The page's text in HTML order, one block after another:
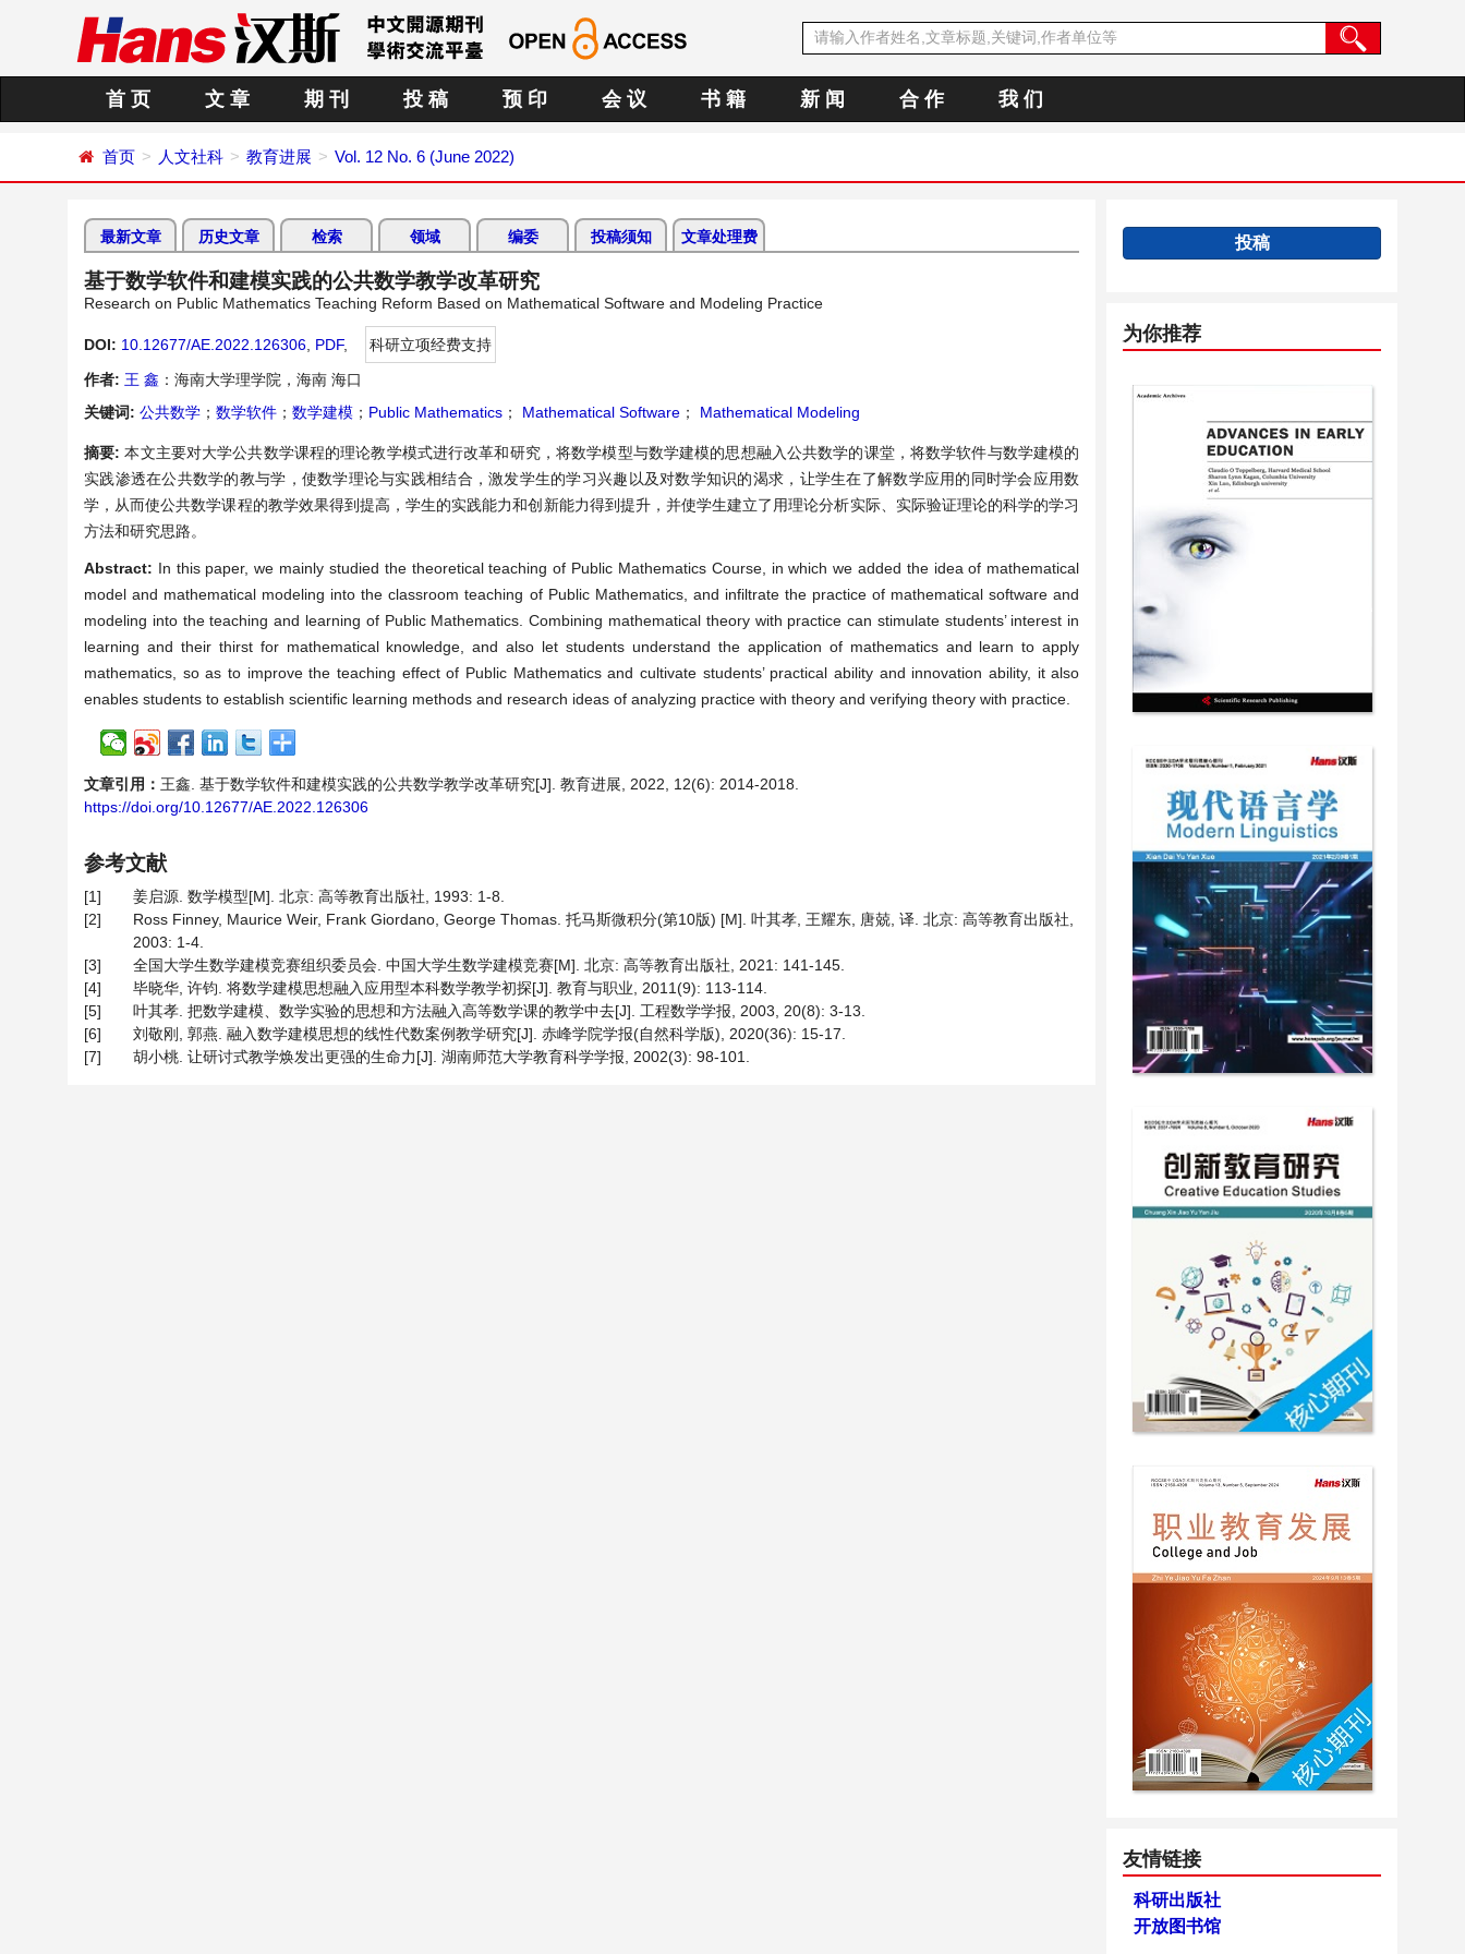
首 页 文 章 期 刊 投 稿 预 印 会 议 书 籍 新 闻 合 作 我 们
首页 人文社科 教育进展 Vol. 12 No. 6 (June 2022)
最新文章 历史文章 检索 领域 编委 投稿须知 文章处理费
基于数学软件和建模实践的公共数学教学改革研究
Research on Public Mathematics Teaching Reform Based on Mathematical Software and Modeling Practice
DOI: 10.12677/AE.2022.126306 PDF,
科研立项经费支持
作者: 王 鑫 ：海南大学理学院，海南 海口
关键词: 公共数学 ； 数学软件 ； 数学建模 ； Public Mathematics ； Mathematical Software ； Mathematical Modeling
摘要:本文主要对大学公共数学课程的理论教学模式进行改革和研究，将数学模型与数学建模的思想融入公共数学的课堂，将数学软件与数学建模的
实践渗透在公共数学的教与学，使数学理论与实践相结合，激发学生的学习兴趣以及对数学知识的渴求，让学生在了解数学应用的同时学会应用数
学，从而使公共数学课程的教学效果得到提高，学生的实践能力和创新能力得到提升，并使学生建立了用理论分析实际、实际验证理论的科学的学习
方法和研究思路。
Abstract: In this paper, we mainly studied the theoretical teaching of Public Mathematics Course, in which we added the idea of mathematical
model and mathematical modeling into the classroom teaching of Public Mathematics, and infiltrate the practice of mathematical software and
modeling into the teaching and learning of Public Mathematics. Combining mathematical theory with practice can stimulate students’ interest in
learning and their thirst for mathematical knowledge, and also let students understand the application of mathematics and learn to apply
mathematics, so as to improve the teaching effect of Public Mathematics and cultivate students’ practical ability and innovation ability, it also
enables students to establish scientific learning methods and research ideas of analyzing practice with theory and verifying theory with practice.
文章引用： 王鑫. 基于数学软件和建模实践的公共数学教学改革研究[J]. 教育进展, 2022, 12(6): 2014-2018.
https://doi.org/10.12677/AE.2022.126306
参考文献
[1]
姜启源. 数学模型[M]. 北京: 高等教育出版社, 1993: 1-8.
[2]
Ross Finney, Maurice Weir, Frank Giordano, George Thomas. 托马斯微积分(第10版) [M]. 叶其孝, 王耀东, 唐兢, 译. 北京: 高等教育出版社,
2003: 1-4.
[3]
全国大学生数学建模竞赛组织委员会. 中国大学生数学建模竞赛[M]. 北京: 高等教育出版社, 2021: 141-145.
[4]
毕晓华, 许钧. 将数学建模思想融入应用型本科数学教学初探[J]. 教育与职业, 2011(9): 113-114.
[5]
叶其孝. 把数学建模、数学实验的思想和方法融入高等数学课的教学中去[J]. 工程数学学报, 2003, 20(8): 3-13.
[6]
刘敬刚, 郭燕. 融入数学建模思想的线性代数案例教学研究[J]. 赤峰学院学报(自然科学版), 2020(36): 15-17.
[7]
胡小桃. 让研讨式教学焕发出更强的生命力[J]. 湖南师范大学教育科学学报, 2002(3): 98-101.
投稿
为你推荐
友情链接
科研出版社
开放图书馆